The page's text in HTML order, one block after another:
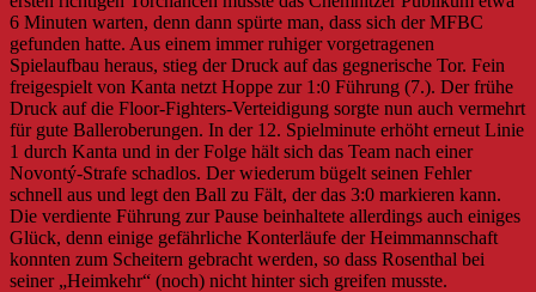
6 Minuten warten, denn dann spürte man, dass sich der MFBC
gefunden hatte. Aus einem immer ruhiger vorgetragenen
Spielaufbau heraus, stieg der Druck auf das gegnerische Tor. Fein
freigespielt von Kanta netzt Hoppe zur 1:0 Führung (7.). Der frühe
Druck auf die Floor-Fighters-Verteidigung sorgte nun auch vermehrt
für gute Balleroberungen. In der 12. Spielminute erhöht erneut Linie
1 durch Kanta und in der Folge hält sich das Team nach einer
Novontý-Strafe schadlos. Der wiederum bügelt seinen Fehler
schnell aus und legt den Ball zu Fält, der das 3:0 markieren kann.
Die verdiente Führung zur Pause beinhaltete allerdings auch einiges
Glück, denn einige gefährliche Konterläufe der Heimmannschaft
konnten zum Scheitern gebracht werden, so dass Rosenthal bei
seiner „Heimkehr“ (noch) nicht hinter sich greifen musste.